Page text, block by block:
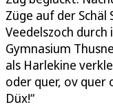
Züge auf der
Veedelszoch
Gymnasium
als Harlekine
oder quer, ov quer
Düx!“